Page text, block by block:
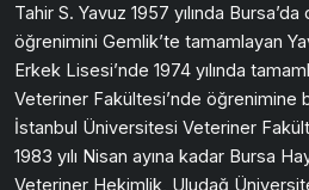
Tahir S. Yavuz 1957 yılında
öğrenimini Gemlik’te tamamlayan
Erkek Lisesi’nde 1974 yılında
Veteriner Fakültesi’nde öğrenimine
İstanbul Üniversitesi Veteriner
1983 yılı Nisan ayına kadar Bursa
Veteriner Hekimlik, Uludağ